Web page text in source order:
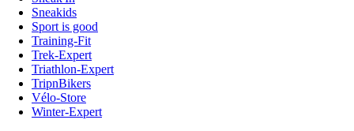
Sneakids
Sport is good
Training-Fit
Trek-Expert
Triathlon-Expert
TripnBikers
Vélo-Store
Winter-Expert